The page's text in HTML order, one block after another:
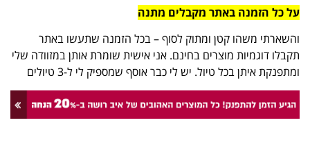
על כל הזמנה באתר מקבלים מתנה
והשארתי משהו קטן ומתוק לסוף – בכל הזמנה שתעשו באתר
תקבלו דוגמיות מוצרים בחינם. אני אישית שומרת אותן במזוודה שלי
ומתפנקת איתן בכל טיול. יש לי כבר אוסף שמספיק לי ל-3 טיולים